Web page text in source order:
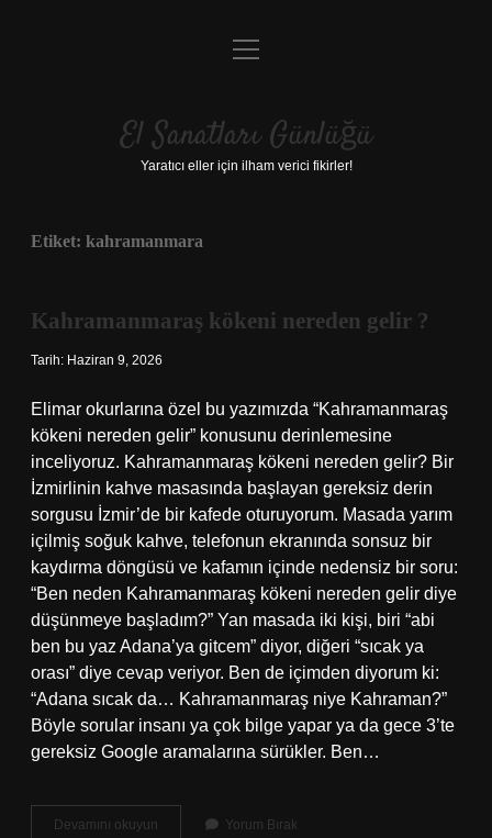
Anasayfa
Yasal Uyarı
menüyü
El Sanatları Günlüğü
Yaratıcı eller için ilham verici fikirler!
Etiket: kahramanmara
Kahramanmaraş kökeni nereden gelir ?
Tarih: Haziran 9, 2026
Elimar okurlarına özel bu yazımızda “Kahramanmaraş
kökeni nereden gelir” konusunu derinlemesine
inceliyoruz. Kahramanmaraş kökeni nereden gelir? Bir
İzmirlinin kahve masasında başlayan gereksiz derin
sorgusu İzmir’de bir kafede oturuyorum. Masada yarım
içilmiş soğuk kahve, telefonun ekranında sonsuz bir
kaydırma döngüsü ve kafamın içinde nedensiz bir soru:
“Ben neden Kahramanmaraş kökeni nereden gelir diye
düşünmeye başladım?” Yan masada iki kişi, biri “abi
ben bu yaz Adana’ya gitcem” diyor, diğeri “sıcak ya
orası” diye cevap veriyor. Ben de içimden diyorum ki:
“Adana sıcak da… Kahramanmaraş niye Kahraman?”
Böyle sorular insanı ya çok bilge yapar ya da gece 3’te
gereksiz Google aramalarına sürükler. Ben…
Devamını okuyun KahramanmaraşYorum Bırak